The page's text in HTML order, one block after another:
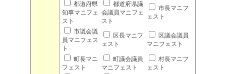
都道府県
知事マニフェ
スト
都道府県議
会議員マニフェ
スト
市長マニフ
ェスト
市議会議
員マニフェス
ト
区長マニフ
ェスト
区議会議員
マニフェスト
町長マニ
フェスト
町議会議員
マニフェスト
村長マニフ
ェスト